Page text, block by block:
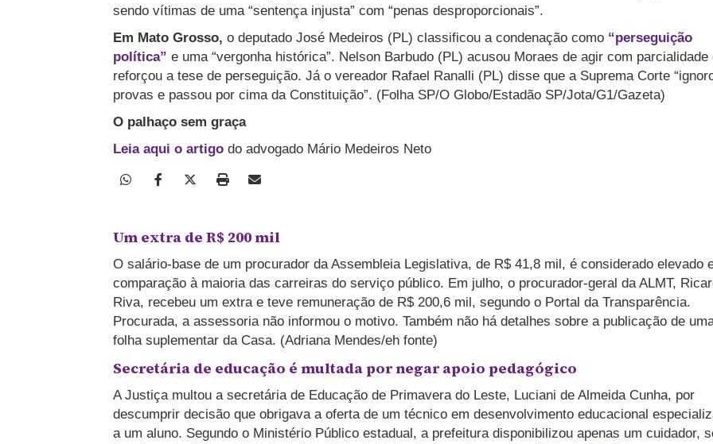
sendo vítimas de uma “sentença injusta” com “penas desproporcionais”.
Em Mato Grosso, o deputado José Medeiros (PL) classificou a condenação como “perseguição
política” e uma “vergonha histórica”. Nelson Barbudo (PL) acusou Moraes de agir com parcialidade
reforçou a tese de perseguição. Já o vereador Rafael Ranalli (PL) disse que a Suprema Corte
provas e passou por cima da Constituição”. (Folha SP/O Globo/Estadão SP/Jota/G1/Gazeta)
O palhaço sem graça
Leia aqui o artigo do advogado Mário Medeiros Neto
Um extra de R$ 200 mil
O salário-base de um procurador da Assembleia Legislativa, de R$ 41,8 mil, é considerado elevado
comparação à maioria das carreiras do serviço público. Em julho, o procurador-geral da ALMT,
Riva, recebeu um extra e teve remuneração de R$ 200,6 mil, segundo o Portal da Transparência.
Procurada, a assessoria não informou o motivo. Também não há detalhes sobre a publicação de
folha suplementar da Casa. (Adriana Mendes/eh fonte)
Secretária de educação é multada por negar apoio pedagógico
A Justiça multou a secretária de Educação de Primavera do Leste, Luciani de Almeida Cunha, por
descumprir decisão que obrigava a oferta de um técnico em desenvolvimento educacional
a um aluno. Segundo o Ministério Público estadual, a prefeitura disponibilizou apenas um cuidador,